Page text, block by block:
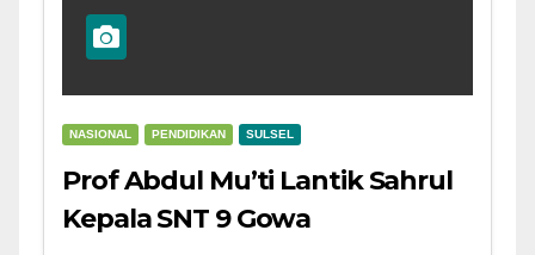
NASIONAL PENDIDIKAN SULSEL
Prof Abdul Mu’ti Lantik Sahrul
Kepala SNT 9 Gowa